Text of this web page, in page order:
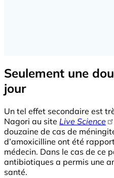
Seulement une
jour
Un tel effet secondaire est
Nagori au site Live Science
douzaine de cas de
d’amoxicilline ont été
médecin. Dans le cas de ce
antibiotiques a permis une
santé.